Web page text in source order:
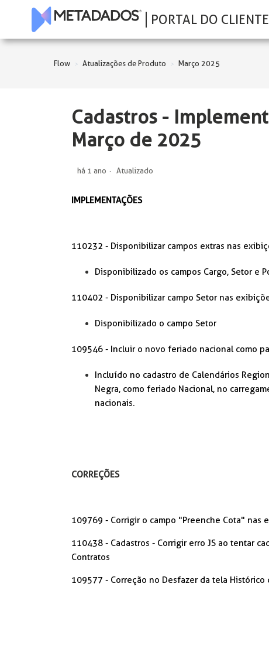
PORTAL DO CLIENTE
Flow Atualizações de Produto Março 2025
Cadastros -
Março de 2025
há 1 ano Atualizado
IMPLEMENTAÇÕES
110232 - Disponibilizar campos extras nas
Disponibilizado os campos Cargo, Setor e
110402 - Disponibilizar campo Setor nas
Disponibilizado o campo Setor
109546 - Incluir o novo feriado nacional como
Incluído no cadastro de Calendários
Negra, como feriado Nacional, no
nacionais.
CORREÇÕES
109769 - Corrigir o campo "Preenche Cota" nas
110438 - Cadastros - Corrigir erro JS ao tentar
Contratos
109577 - Correção no Desfazer da tela Histórico